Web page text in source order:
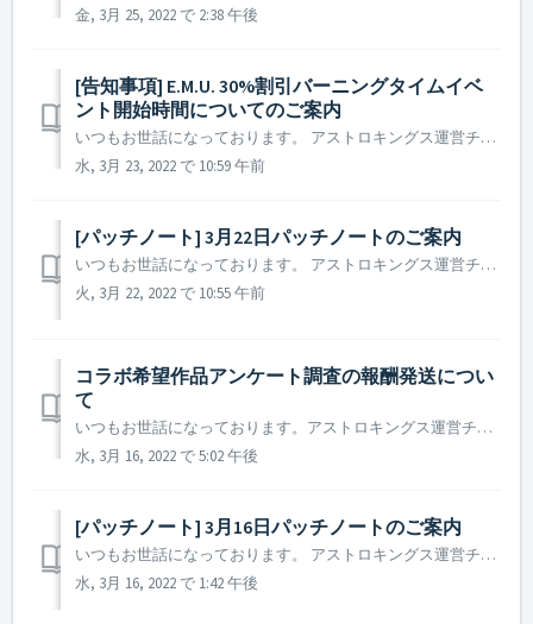
金, 3月 25, 2022 で 2:38 午後
[告知事項] E.M.U. 30%割引バーニングタイムイベ
ント開始時間についてのご案内
いつもお世話になっております。 アストロキングス運営チームです。 E.M.U.30%割引バーニングタイムイベントと関連し内容に誤りがありましたことをご案内いたします。 ▶️ E.M.U.30% 割引バーニングタイムイベント開始時刻についてのご案内 - イベント開催期間 : 202...
水, 3月 23, 2022 で 10:59 午前
[パッチノート] 3月22日パッチノートのご案内
いつもお世話になっております。 アストロキングス運営チームです。 本日(2022年3月22日)に実施されたパッチノートについてご案内いたします。 ▶️ 2022年3月22日パッチノートのご案内 - 一部の言語において、ゲーム内の誤字脱字を修正しました。 ※ 参考事項 -...
火, 3月 22, 2022 で 10:55 午前
コラボ希望作品アンケート調査の報酬発送につい
て
いつもお世話になっております。アストロキングス運営チームです。 コラボ希望作品アンケート調査にたくさんのご協力をいただきどうもありがとうございました。 本アンケートにご協力いただいたお礼の報酬を本日支給させていただきました。 ただし、ご協力いただいた司令官様のうち、報酬受け取りのための司...
水, 3月 16, 2022 で 5:02 午後
[パッチノート] 3月16日パッチノートのご案内
いつもお世話になっております。 アストロキングス運営チームです。 本日(2022年3月16日)に実施されたパッチノートについてご案内いたします。 ▶️ 2022年3月16日パッチノートのご案内 －一部アイテムの説明文を修正しました。 ※ 参考事項 - 該当の現象が生じる...
水, 3月 16, 2022 で 1:42 午後